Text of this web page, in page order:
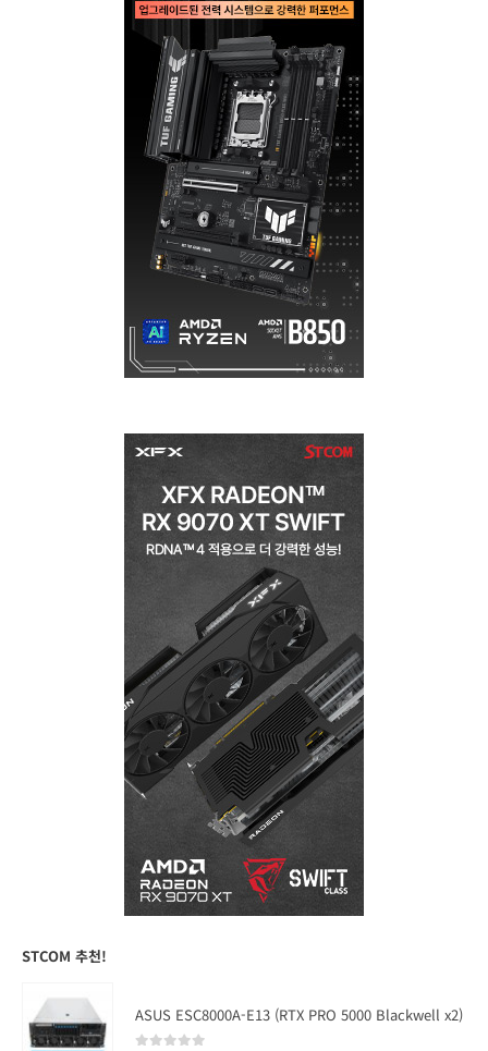
STCOM 추천!
ASUS ESC8000A-E13 (RTX PRO 5000 Blackwell x2)